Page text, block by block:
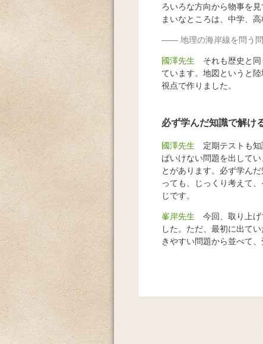
ろいろな方向から物事を
まいなところは、中学、
地理の海岸線を問う
國澤先生 それも歴史と同
ています。地図というと
視点で作りました。
必ず学んだ知識で解け
國澤先生 定期テストも知
ばいけない問題を出して
とがあります。必ず学ん
っても、じっくり考えて
じです。
峯岸先生 今回、取り上げ
した。ただ、最初に出て
きやすい問題から並べて